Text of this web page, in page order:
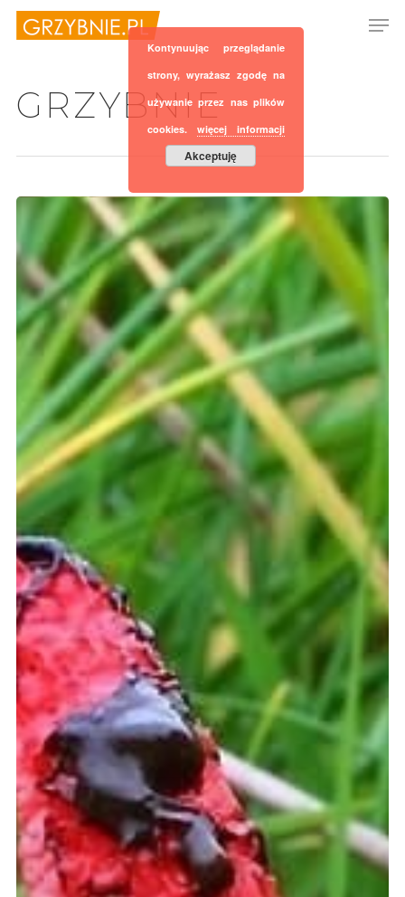
Hit enter to search or ESC to close
GRZYBNIE
Kontynuując przeglądanie
strony, wyrażasz zgodę na
używanie przez nas plików
cookies. więcej informacji
Akceptuję